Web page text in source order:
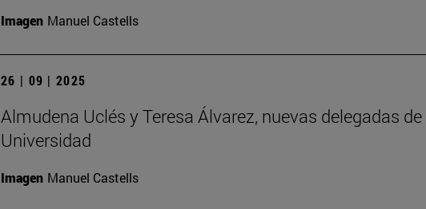
Imagen Manuel Castells
26 | 09 | 2025
Almudena Uclés y Teresa Álvarez, nuevas delegadas de
Universidad
Imagen Manuel Castells